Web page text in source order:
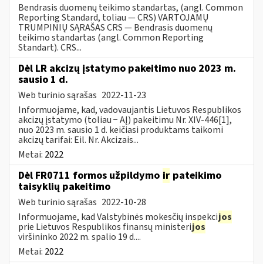
Bendrasis duomenų teikimo standartas, (angl. Common
Reporting Standard, toliau — CRS) VARTOJAMŲ
TRUMPINIŲ SĄRAŠAS CRS — Bendrasis duomenų
teikimo standartas (angl. Common Reporting
Standart). CRS...
Dėl LR akcizų įstatymo pakeitimo nuo 2023 m.
sausio 1 d.
Web turinio sąrašas 2022-11-23
Informuojame, kad, vadovaujantis Lietuvos Respublikos
akcizų įstatymo (toliau − AĮ) pakeitimu Nr. XIV-446[1],
nuo 2023 m. sausio 1 d. keičiasi produktams taikomi
akcizų tarifai: Eil. Nr. Akcizais...
Metai: 2022
Dėl FR0711 formos užpildymo ir pateikimo
taisyklių pakeitimo
Web turinio sąrašas 2022-10-28
Informuojame, kad Valstybinės mokesčių inspekcijos
prie Lietuvos Respublikos finansų ministerijos
viršininko 2022 m. spalio 19 d....
Metai: 2022